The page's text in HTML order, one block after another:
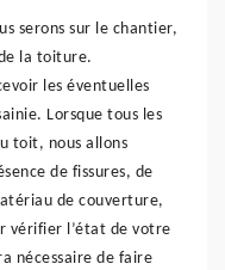
serons sur le chantier,
la toiture.
les éventuelles
Lorsque tous les
toit, nous allons
de fissures, de
de couverture,
vérifier l’état de votre
nécessaire de faire